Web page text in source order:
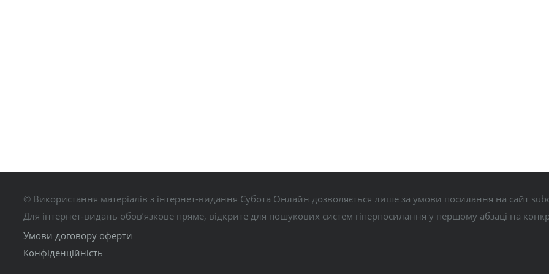
© Використання матеріалів з інтернет-видання Субота Онлайн дозволяється лише за умови посилання на сайт
Для інтернет-видань обов’язкове пряме, відкрите для пошукових систем гіперпосилання у першому абзаці на
Умови договору оферти
Конфіденційність